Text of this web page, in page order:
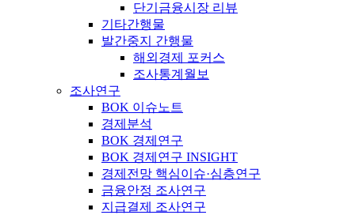
단기금융시장 리뷰
기타간행물
발간중지 간행물
해외경제 포커스
조사통계월보
조사연구
BOK 이슈노트
경제분석
BOK 경제연구
BOK 경제연구 INSIGHT
경제전망 핵심이슈·심층연구
금융안정 조사연구
지급결제 조사연구